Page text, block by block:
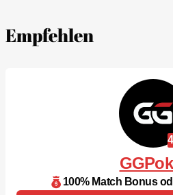
Empfehlen
100% Match Bonus